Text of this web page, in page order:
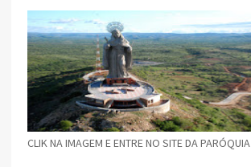
CLIK NA IMAGEM E ENTRE NO SITE DA PARÓQUIA